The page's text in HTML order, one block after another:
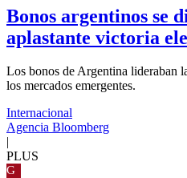
Bonos argentinos se
aplastante victoria
Los bonos de Argentina lideraban
los mercados emergentes.
Internacional
Agencia Bloomberg
PLUS
G